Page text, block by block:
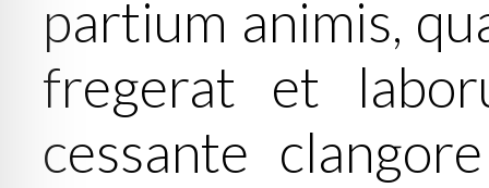
partium animis,
fregerat et
cessante